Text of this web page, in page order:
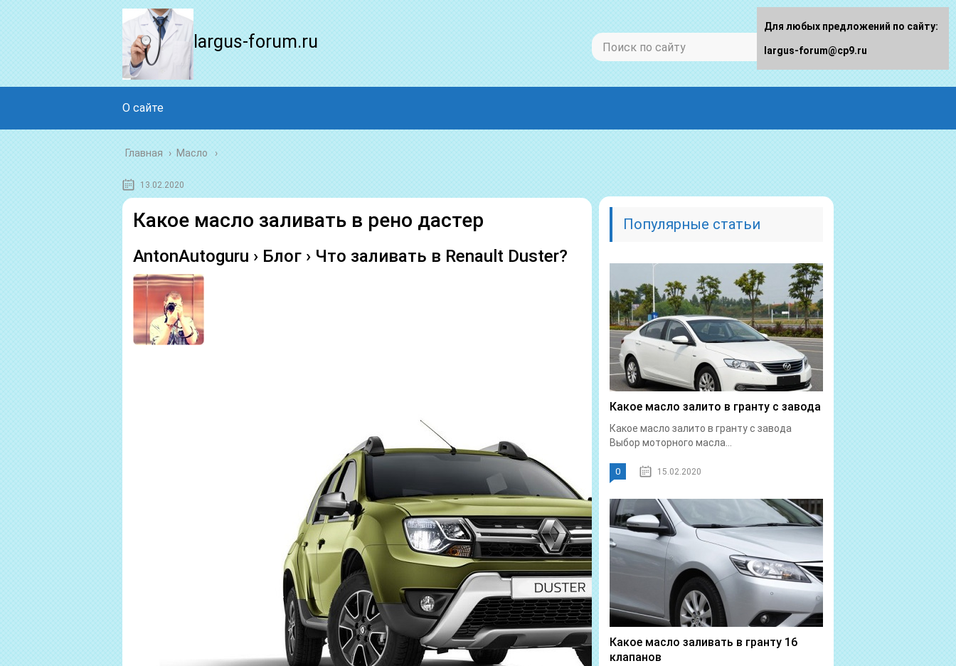
largus-forum.ru
О сайте
Главная › Масло
13.02.2020
Какое масло заливать в рено дастер
AntonAutoguru › Блог › Что заливать в Renault Duster?
Популярные статьи
Какое масло залито в гранту с завода
Какое масло залито в гранту с завода
Выбор моторного масла...
0 15.02.2020
Какое масло заливать в гранту 16
клапанов
Для любых предложений по сайту:
largus-forum@cp9.ru